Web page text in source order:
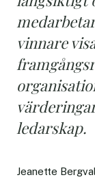
vinnare
ledarskap.
Jeanette